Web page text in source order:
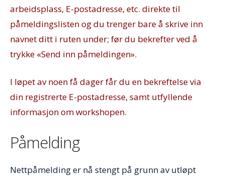
arbeidsplass, E-postadresse, etc. direkte til
påmeldingslisten og du trenger bare å skrive inn
navnet ditt i ruten under; før du bekrefter ved å
trykke «Send inn påmeldingen».
I løpet av noen få dager får du en bekreftelse via
din registrerte E-postadresse, samt utfyllende
informasjon om workshopen.
Påmelding
Nettpåmelding er nå stengt på grunn av utløpt